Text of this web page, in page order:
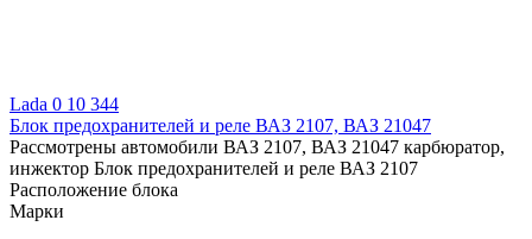
Lada 0 10 344
Блок предохранителей и реле ВАЗ 2107, ВАЗ 21047
Рассмотрены автомобили ВАЗ 2107, ВАЗ 21047 карбюратор,
инжектор Блок предохранителей и реле ВАЗ 2107
Расположение блока
Марки